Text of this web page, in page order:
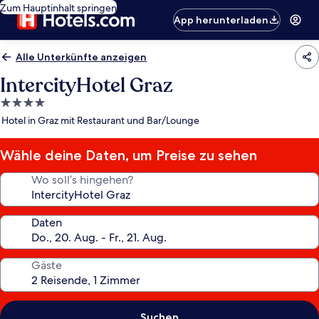
Zum Hauptinhalt springen
App herunterladen
Alle Unterkünfte anzeigen
IntercityHotel Graz
4.0-
Sterne-
Hotel in Graz mit Restaurant und Bar/Lounge
Wähle deine Daten, um Preise zu sehen
Wo soll’s hingehen?
Daten
Gäste